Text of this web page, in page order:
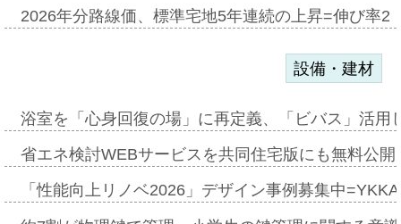
2026年分路線価、標準宅地5年連続の上昇=伸び率
設備・建材
浴室を「心身回復の場」に再定義、「ビバス」活
省エネ検討WEBサービスを共同住宅版にも無料公
「性能向上リノベ2026」デザイン事例募集中